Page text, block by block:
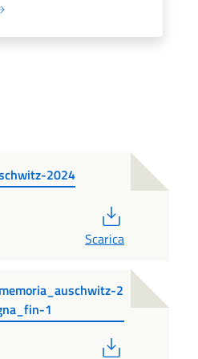
2024
Scarica
2
1